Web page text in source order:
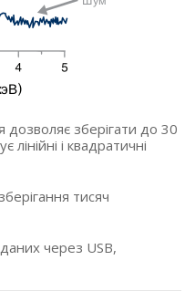
зберігати до 30
і квадратичні
тисяч
через USB,